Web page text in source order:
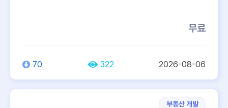
무료
70 322 2026-08-06
부동산 개발